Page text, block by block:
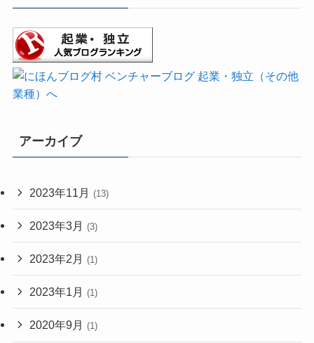
アーカイブ
2023年11月 (13)
2023年3月 (3)
2023年2月 (1)
2023年1月 (1)
2020年9月 (1)